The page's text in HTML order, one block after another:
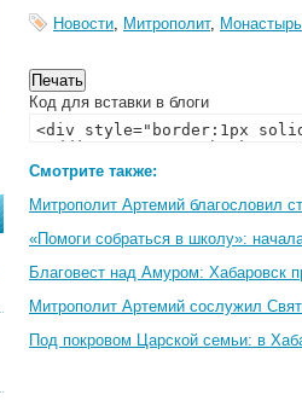
Новости, Митрополит, Монастырь
Код для вставки в блоги
Смотрите также:
Митрополит Артемий благословил
«Помоги собраться в школу»:
Благовест над Амуром: Хабаровск
Митрополит Артемий сослужил
Под покровом Царской семьи: в